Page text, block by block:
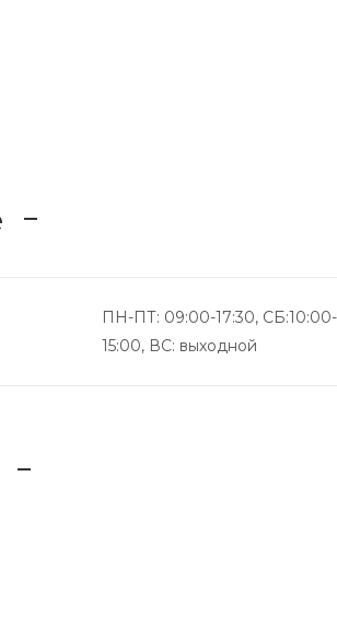
ПН-ПТ: 09:00-17:30, СБ:10:00-
15:00, ВС: выходной